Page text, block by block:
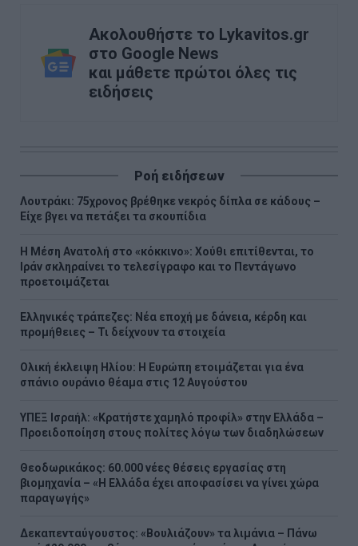
Ακολουθήστε το Lykavitos.gr
στο Google News
και μάθετε πρώτοι όλες τις
ειδήσεις
Ροή ειδήσεων
Λουτράκι: 75χρονος βρέθηκε νεκρός δίπλα σε κάδους –
Είχε βγει να πετάξει τα σκουπίδια
Η Μέση Ανατολή στο «κόκκινο»: Χούθι επιτίθενται, το
Ιράν σκληραίνει το τελεσίγραφο και το Πεντάγωνο
προετοιμάζεται
Ελληνικές τράπεζες: Νέα εποχή με δάνεια, κέρδη και
προμήθειες – Τι δείχνουν τα στοιχεία
Ολική έκλειψη Ηλίου: Η Ευρώπη ετοιμάζεται για ένα
σπάνιο ουράνιο θέαμα στις 12 Αυγούστου
ΥΠΕΞ Ισραήλ: «Κρατήστε χαμηλό προφίλ» στην Ελλάδα –
Προειδοποίηση στους πολίτες λόγω των διαδηλώσεων
Θεοδωρικάκος: 60.000 νέες θέσεις εργασίας στη
βιομηχανία – «Η Ελλάδα έχει αποφασίσει να γίνει χώρα
παραγωγής»
Δεκαπενταύγουστος: «Βουλιάζουν» τα λιμάνια – Πάνω